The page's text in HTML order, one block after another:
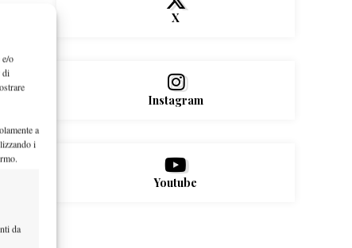
o
di
a
i
da
X
Instagram
Youtube